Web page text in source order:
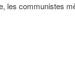
les communistes